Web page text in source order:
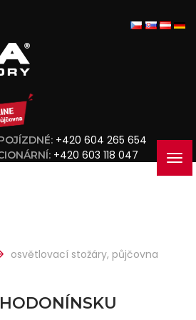
+420 604 265 654
+420 603 118 047
osvětlovací stožáry, půjčovna